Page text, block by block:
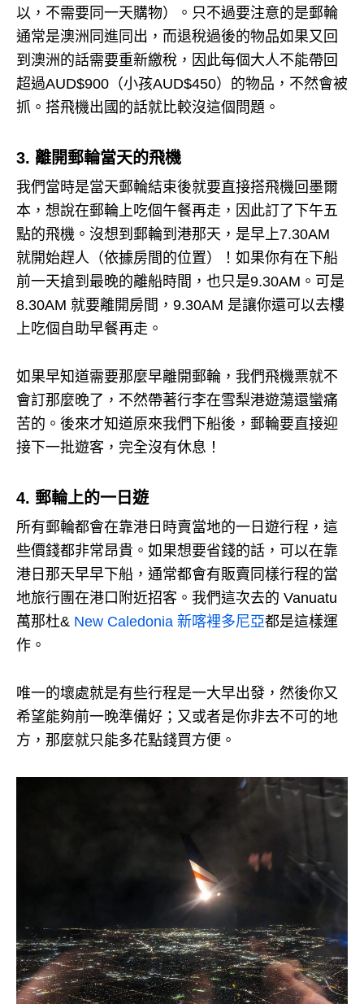
以，不需要同一天購物）。 只不過要注意的是郵輪
通常是澳洲同進同出，而退稅過後的物品如果又回
到澳洲的話需要重新繳稅，因此每個大人不能帶回
超過AUD$900（小孩AUD$450）的物品，不然會被
抓。 搭飛機出國的話就比較沒這個問題。
3. 離開郵輪當天的飛機
我們當時是當天郵輪結束後就要直接搭飛機回墨爾
本，想說在郵輪上吃個午餐再走，因此訂了下午五
點的飛機。 沒想到郵輪到港那天，是早上7.30AM
就開始趕人（依據房間的位置）！ 如果你有在下船
前一天搶到最晚的離船時間，也只是9.30AM。 可是
8.30AM 就要離開房間，9.30AM 是讓你還可以去樓
上吃個自助早餐再走。
如果早知道需要那麼早離開郵輪，我們飛機票就不
會訂那麼晚了，不然帶著行李在雪梨港遊蕩還蠻痛
苦的。 後來才知道原來我們下船後，郵輪要直接迎
接下一批遊客，完全沒有休息！
4. 郵輪上的一日遊
所有郵輪都會在靠港日時賣當地的一日遊行程，這
些價錢都非常昂貴。 如果想要省錢的話，可以在靠
港日那天早早下船，通常都會有販賣同樣行程的當
地旅行團在港口附近招客。 我們這次去的 Vanuatu
萬那杜& New Caledonia 新喀裡多尼亞都是這樣運
作。
唯一的壞處就是有些行程是一大早出發，然後你又
希望能夠前一晚準備好；又或者是你非去不可的地
方，那麼就只能多花點錢買方便。